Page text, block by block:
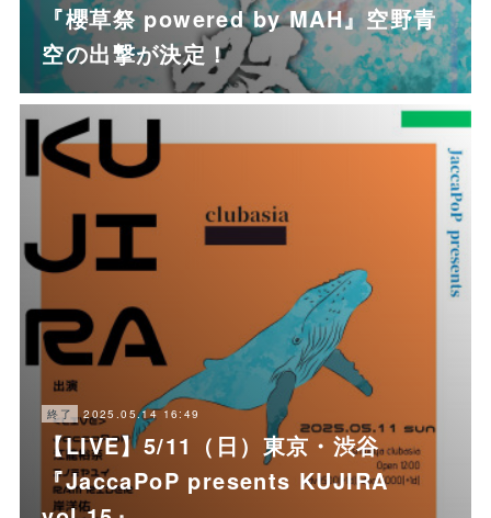
『櫻草祭 powered by MAH』空野青
空の出撃が決定！
終了 2025.05.14 16:49
【LIVE】5/11（日）東京・渋谷
『JaccaPoP presents KUJIRA